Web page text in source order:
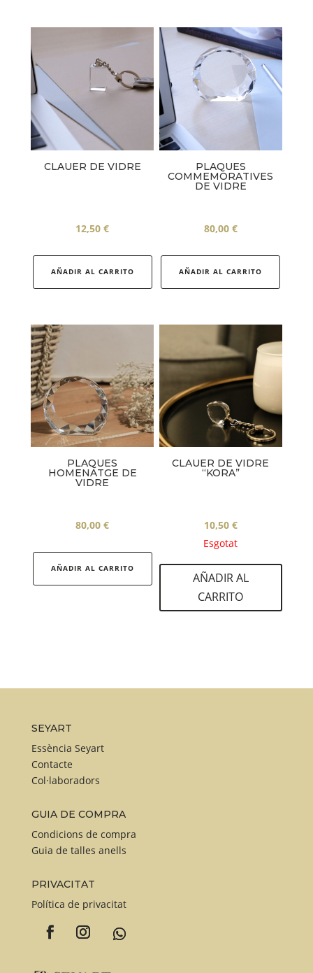
CLAUER DE VIDRE
12,50€
AÑADIR AL CARRITO
PLAQUES
COMMEMORATIVES
DE VIDRE
80,00 €
AÑADIR AL CARRITO
PLAQUES
HOMENATGE DE
VIDRE
80,00€
AÑADIR AL CARRITO
CLAUER DE VIDRE
“KORA”
10,50 €
Esgotat
AÑADIR AL
CARRITO
SEYART
Essència Seyart
Contacte
Col·laboradors
GUIA DE COMPRA
Condicions de compra
Guia de talles anells
PRIVACITAT
Política de privacitat